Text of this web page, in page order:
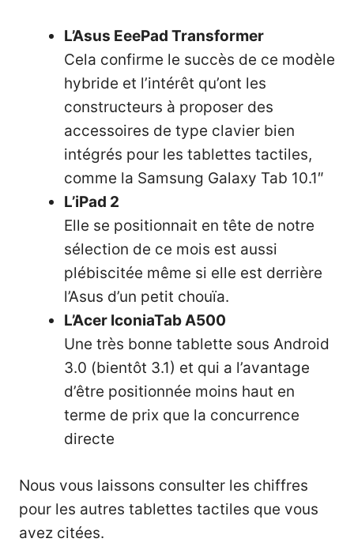
L’Asus EeePad Transformer
Cela confirme le succès de ce modèle
hybride et l’intérêt qu’ont les
constructeurs à proposer des
accessoires de type clavier bien
intégrés pour les tablettes tactiles,
comme la Samsung Galaxy Tab 10.1″
L’iPad 2
Elle se positionnait en tête de notre
sélection de ce mois est aussi
plébiscitée même si elle est derrière
l’Asus d’un petit chouïa.
L’Acer IconiaTab A500
Une très bonne tablette sous Android
3.0 (bientôt 3.1) et qui a l’avantage
d’être positionnée moins haut en
terme de prix que la concurrence
directe
Nous vous laissons consulter les chiffres
pour les autres tablettes tactiles que vous
avez citées.